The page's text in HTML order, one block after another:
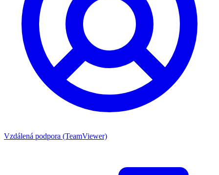
Vzdálená podpora (TeamViewer)